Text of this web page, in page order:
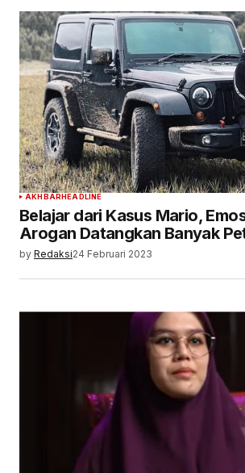
AKHBARHEADLINE
Belajar dari Kasus Mario,
Arogan Datangkan Banyak
by Redaksi24 Februari 2023